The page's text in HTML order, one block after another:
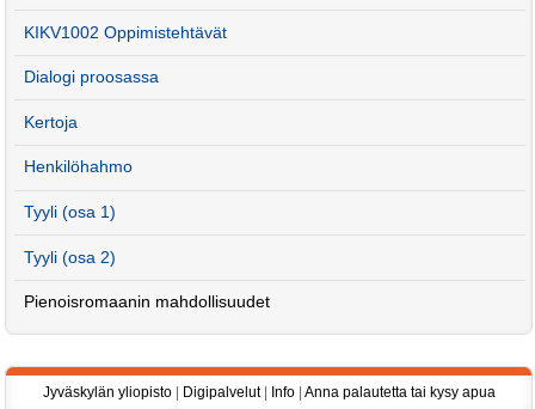
KIKV1002 Oppimistehtävät
Dialogi proosassa
Kertoja
Henkilöhahmo
Tyyli (osa 1)
Tyyli (osa 2)
Pienoisromaanin mahdollisuudet
Jyväskylän yliopisto| Digipalvelut| Info| Anna palautetta tai kysy apua